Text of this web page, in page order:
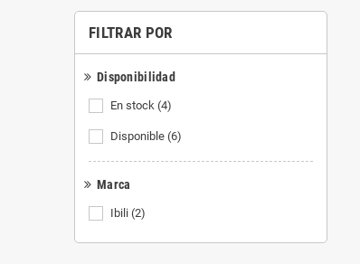
FILTRAR POR
Disponibilidad
En stock (4)
Disponible (6)
Marca
Ibili (2)